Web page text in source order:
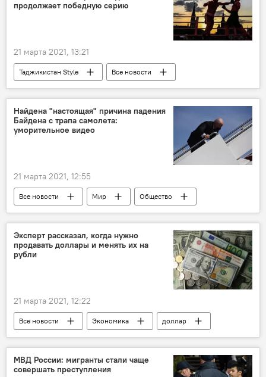
продолжает победную серию
21 марта 2021, 13:21
Таджикистан Style
Все новости
Спорт
бокс
Таджикистан: свежие новости спорта
Таджикистан
Найдена "настоящая" причина падения
Байдена с трапа самолета:
уморительное видео
21 марта 2021, 12:55
Все новости Мир
Общество
США
Джо Байден
Дональд Трамп
юмор
Видео
Эксперт рассказал, когда нужно
продавать доллары и менять их на
рубли
21 марта 2021, 12:22
Все новости Экономика
доллар
рубль
МВД России: мигранты стали чаще
совершать преступления